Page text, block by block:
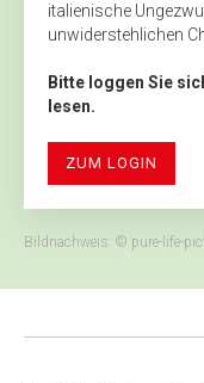
italienische
unwiderstehlichen
Bitte loggen Sie
lesen.
ZUM LOGIN
Bildnachweis: © pure-life-